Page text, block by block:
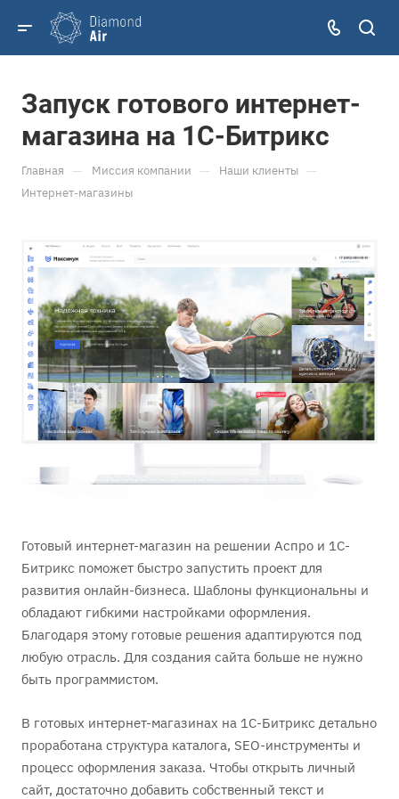
Запуск готового интернет-
магазина на 1С-Битрикс
Главная — Миссия компании — Наши клиенты —
Интернет-магазины
Готовый интернет-магазин на решении Аспро и 1С-
Битрикс поможет быстро запустить проект для
развития онлайн-бизнеса. Шаблоны функциональны и
обладают гибкими настройками оформления.
Благодаря этому готовые решения адаптируются под
любую отрасль. Для создания сайта больше не нужно
быть программистом.
В готовых интернет-магазинах на 1С-Битрикс детально
проработана структура каталога, SEO-инструменты и
процесс оформления заказа. Чтобы открыть личный
сайт, достаточно добавить собственный текст и